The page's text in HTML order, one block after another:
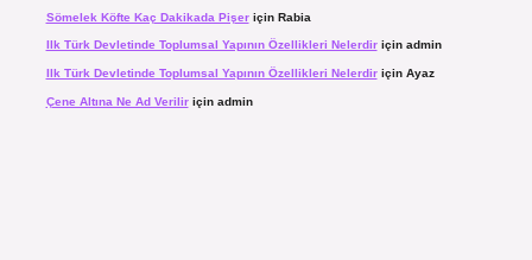
Sömelek Köfte Kaç Dakikada Pişeriçin Rabia
Ilk Türk Devletinde Toplumsal Yapının Özellikleri Nelerdiriçin admin
Ilk Türk Devletinde Toplumsal Yapının Özellikleri Nelerdiriçin Ayaz
Çene Altına Ne Ad Veriliriçin admin